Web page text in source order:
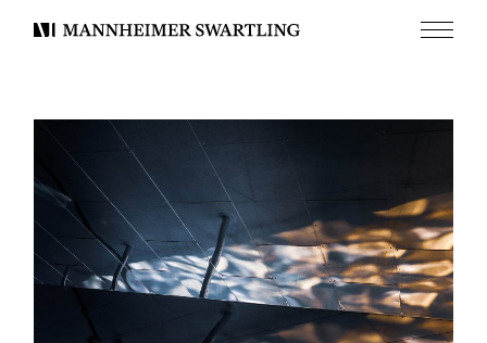
Mannheimer
Meny